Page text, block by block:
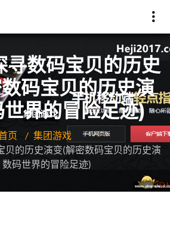
寻数码宝贝的历史
码宝贝的历史演
界的冒险足迹)
页
集团游戏
贝的历史演变(解密数码宝贝的历史演
数码世界的冒险足迹)